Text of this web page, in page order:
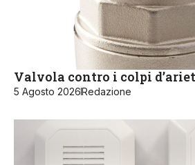
Valvola contro i colpi
5 Agosto 2026Redazione